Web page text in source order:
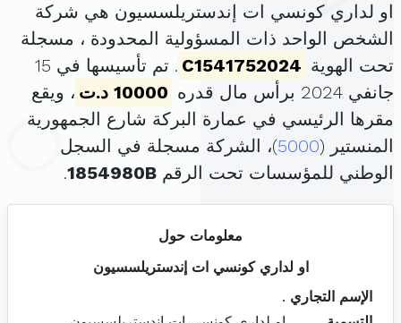
او لداري كونسي ات إندستريلسسيون هي شركة
الشخص الواحد ذات المسؤولية المحدودة ، مسجلة
تحت الهوية C1541752024
. تم تأسيسها في 15
جانفي 2024 برأس مال قدره
10000 د.ت
، ويقع
مقرها الرئيسي في عمارة البركة شارع الجمهورية
المنستير (5000)، الشركة مسجلة في السجل
الوطني للمؤسسات تحت الرقم 1854980B
.
معلومات حول
او لداري كونسي ات إندستريلسسيون
الإسم التجاري .